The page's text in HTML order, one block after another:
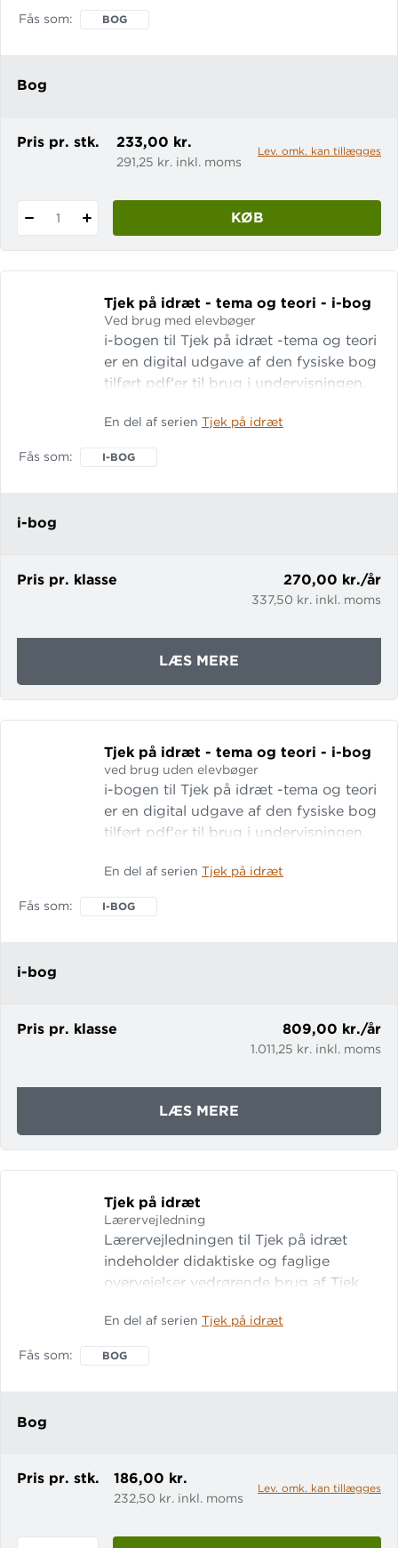
Fås som BOG
Bog
Pris pr. stk. 233,00 kr.
291,25 kr. inkl. moms
Lev. omk. kan tillægges
1 KØB
Tjek på idræt - tema og teori - i-bog
Ved brug med elevbøger
i-bogen til Tjek på idræt -tema og teori
er en digital udgave af den fysiske bog
tilført pdf'er til brug i undervisningen.
idrætsteoribog til 8. og 9. klasse.
En del af serien Tjek på idræt
Fås som I-BOG
i-bog
Pris pr. klasse 270,00 kr./år
337,50 kr. inkl. moms
LÆS MERE
TJEK
PÅ
IDRÆT
-
TEMA
OG
TEORI
-
BOG
Tjek på idræt - tema og teori - i-bog
ved brug uden elevbøger
i-bogen til Tjek på idræt -tema og teori
er en digital udgave af den fysiske bog
tilført pdf'er til brug i undervisningen.
idrætsteoribog til 8. og 9. klasse.
En del af serien Tjek på idræt
Fås som I-BOG
i-bog
Pris pr. klasse 809,00 kr./år
1.011,25 kr. inkl. moms
LÆS MERE
PÅ
IDRÆT
OG
TEORI
-
BOG
Tjek på idræt
Lærervejledning
Lærervejledningen til Tjek på idræt
indeholder didaktiske og faglige
overvejelser vedrørende brug af Tjek
man: fagligt baggrundsstof til hvert af
En del af serien Tjek på idræt
Fås som BOG
Bog
Pris pr. stk. 186,00 kr.
232,50 kr. inkl. moms
Lev. omk. kan tillægges